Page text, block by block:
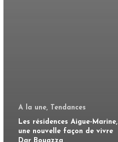
A la une, Tendances
Les résidences Aigue-Marine,
une nouvelle façon de vivre
Dar Bouazza